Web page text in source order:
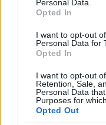
Personal Data.
Opted In
I want to opt-out
Personal Data for
Opted In
I want to opt-out
Retention, Sale,
Personal Data
Purposes for
Opted Out
helyett egy-egy